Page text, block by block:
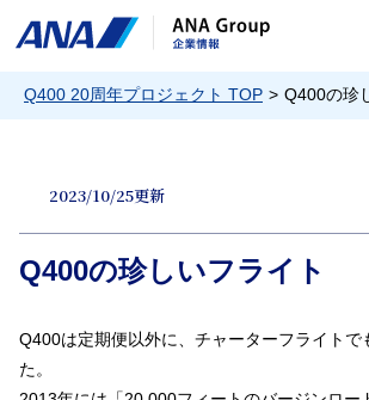
Q400 20周年プロジェクト TOP Q400の珍
2023/10/25更新
Q400の珍しいフライト
Q400は定期便以外に、チャーターフライトで
た。